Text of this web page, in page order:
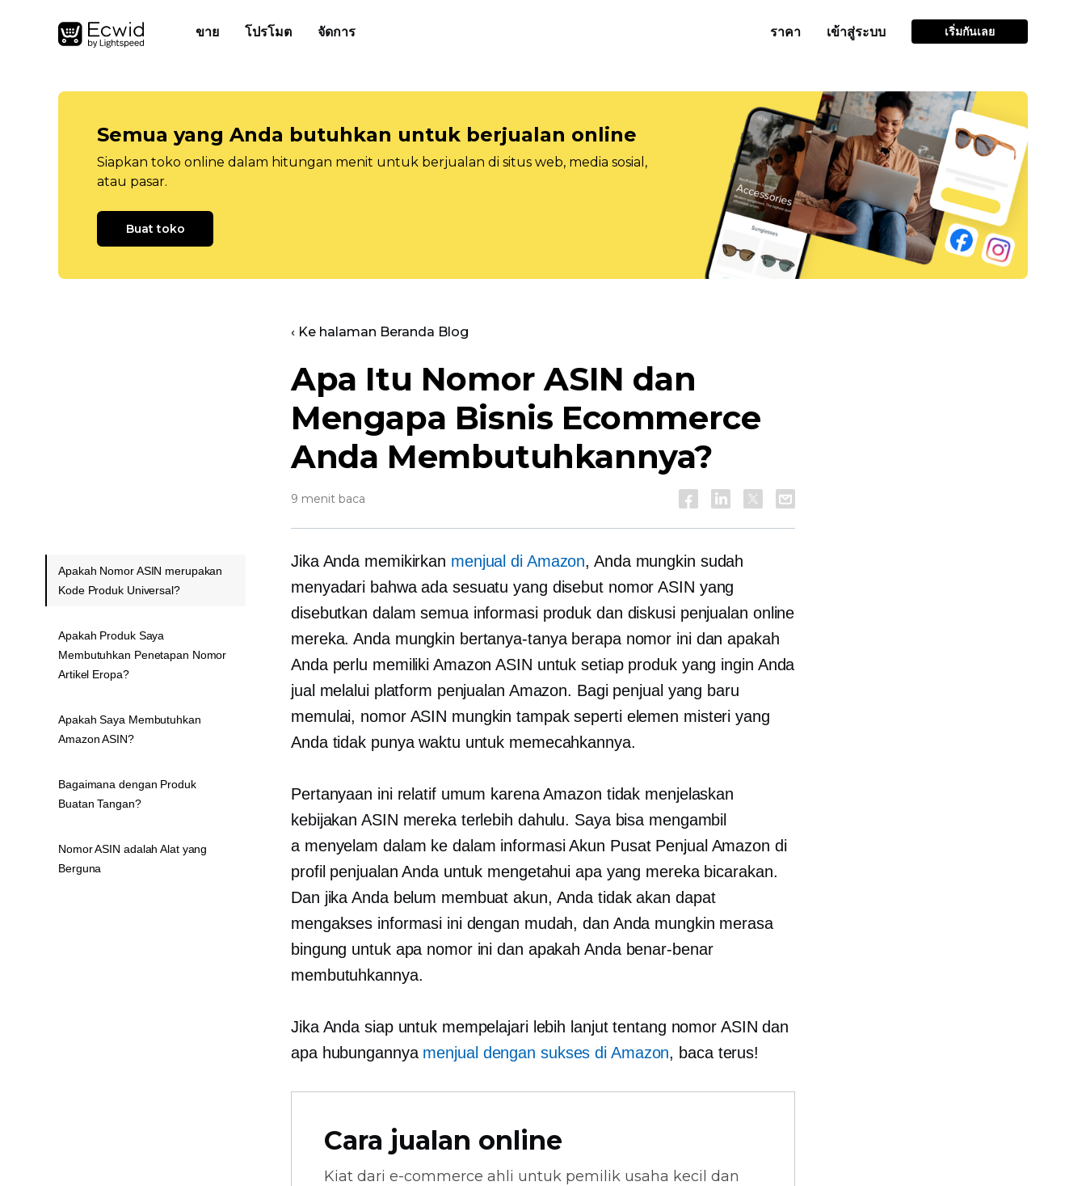
ขาย โปรโมต จัดการ ราคา เข้าสู่ระบบ เริ่มกันเลย
Semua yang Anda butuhkan untuk berjualan online
Siapkan toko online dalam hitungan menit untuk berjualan di situs web, media sosial,
atau pasar.
Buat toko
‹ Ke halaman Beranda Blog
Apa Itu Nomor ASIN dan
Mengapa Bisnis Ecommerce
Anda Membutuhkannya?
9 menit baca
Jika Anda memikirkan menjual di Amazon, Anda mungkin sudah
menyadari bahwa ada sesuatu yang disebut nomor ASIN yang
disebutkan dalam semua informasi produk dan diskusi penjualan online
mereka. Anda mungkin bertanya-tanya berapa nomor ini dan apakah
Anda perlu memiliki Amazon ASIN untuk setiap produk yang ingin Anda
jual melalui platform penjualan Amazon. Bagi penjual yang baru
memulai, nomor ASIN mungkin tampak seperti elemen misteri yang
Anda tidak punya waktu untuk memecahkannya.
Pertanyaan ini relatif umum karena Amazon tidak menjelaskan
kebijakan ASIN mereka terlebih dahulu. Saya bisa mengambil
a menyelam dalam ke dalam informasi Akun Pusat Penjual Amazon di
profil penjualan Anda untuk mengetahui apa yang mereka bicarakan.
Dan jika Anda belum membuat akun, Anda tidak akan dapat
mengakses informasi ini dengan mudah, dan Anda mungkin merasa
bingung untuk apa nomor ini dan apakah Anda benar-benar
membutuhkannya.
Jika Anda siap untuk mempelajari lebih lanjut tentang nomor ASIN dan
apa hubungannya menjual dengan sukses di Amazon, baca terus!
Cara jualan online
Kiat dari e-commerce ahli untuk pemilik usaha kecil dan
Apakah Nomor ASIN merupakan
Kode Produk Universal?
Apakah Produk Saya
Membutuhkan Penetapan Nomor
Artikel Eropa?
Apakah Saya Membutuhkan
Amazon ASIN?
Bagaimana dengan Produk
Buatan Tangan?
Nomor ASIN adalah Alat yang
Berguna